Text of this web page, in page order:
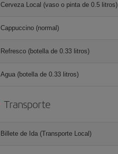
Cerveza Local (vaso o pinta de 0.5 litros)
Cappuccino (normal)
Refresco (botella de 0.33 litros)
Agua (botella de 0.33 litros)
Transporte
Billete de Ida (Transporte Local)